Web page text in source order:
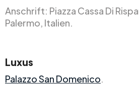
Anschrift: Piazza Cassa Di
Palermo, Italien.
Luxus
Palazzo San Domenico.